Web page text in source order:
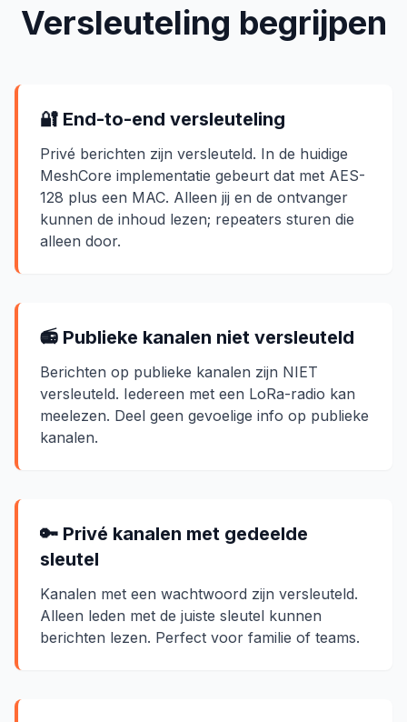
Versleuteling begrijpen
🔐 End-to-end versleuteling
Privé berichten zijn versleuteld. In de huidige
MeshCore implementatie gebeurt dat met AES-
128 plus een MAC. Alleen jij en de ontvanger
kunnen de inhoud lezen; repeaters sturen die
alleen door.
📻 Publieke kanalen niet versleuteld
Berichten op publieke kanalen zijn NIET
versleuteld. Iedereen met een LoRa-radio kan
meelezen. Deel geen gevoelige info op publieke
kanalen.
🔑 Privé kanalen met gedeelde
sleutel
Kanalen met een wachtwoord zijn versleuteld.
Alleen leden met de juiste sleutel kunnen
berichten lezen. Perfect voor familie of teams.